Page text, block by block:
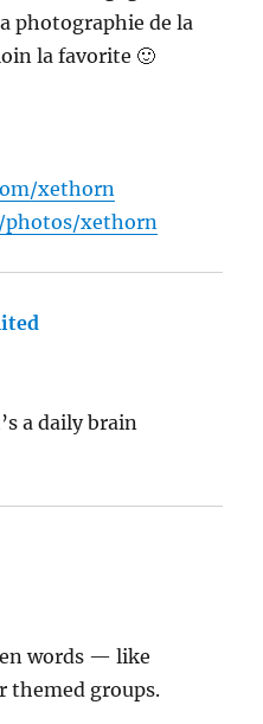
photographie de la
la favorite 🙂
xethorn
xethorn
a daily brain
words — like
themed groups.